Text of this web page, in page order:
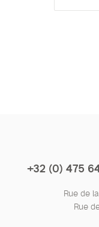
+32 (0) 475
Rue de
Rue